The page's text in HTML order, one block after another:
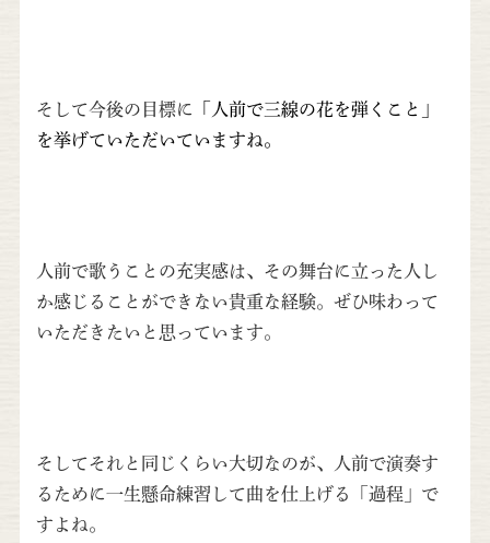
そして今後の目標に
「人前で三線の花を弾くこと」
を挙げていただいていますね。
人前で歌うことの充実感は、その舞台に立った人し
か感じることができない貴重な経験。ぜひ味わって
いただきたいと思っています。
そしてそれと同じくらい大切なのが、人前で演奏す
るために一生懸命練習して曲を仕上げる「過程」で
すよね。